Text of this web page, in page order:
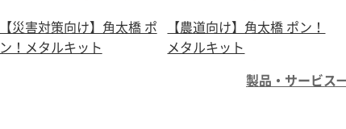
【災害対策向け】角太橋 ポ
ン！メタルキット
【農道向け】角太橋 ポン！
メタルキット
製品・サービス